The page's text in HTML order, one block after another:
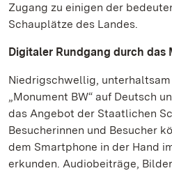
Zugang zu einigen der
Schauplätze des Landes.
Digitaler Rundgang durch das
Niedrigschwellig,
„Monument BW“ auf Deutsch
das Angebot der Staatlichen
Besucherinnen und Besucher
dem Smartphone in der Hand
erkunden. Audiobeiträge,